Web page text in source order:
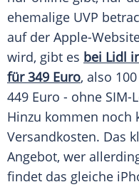
ehemalige UVP
auf der Apple-
wird, gibt es bei Lidl
für 349 Euro, also
449 Euro - ohne SIM-
Hinzu kommen noch
Versandkosten. Das
Angebot, wer
findet das gleiche